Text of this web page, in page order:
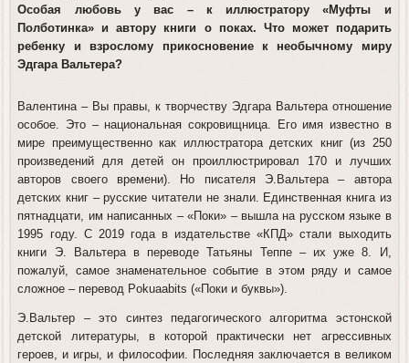
Особая любовь у вас – к иллюстратору «Муфты и
Полботинка» и автору книги о поках. Что может подарить
ребенку и взрослому прикосновение к необычному миру
Эдгара Вальтера?
Валентина– Вы правы, к творчеству Эдгара Вальтера отношение
особое. Это – национальная сокровищница. Его имя известно в
мире преимущественно как иллюстратора детских книг (из 250
произведений для детей он проиллюстрировал 170 и лучших
авторов своего времени). Но писателя Э.Вальтера – автора
детских книг – русские читатели не знали. Единственная книга из
пятнадцати, им написанных – «Поки» – вышла на русском языке в
1995 году. С 2019 года в издательстве «КПД» стали выходить
книги Э. Вальтера в переводе Татьяны Теппе – их уже 8. И,
пожалуй, самое знаменательное событие в этом ряду и самое
сложное – перевод Pokuaabits («Поки и буквы»).
Э.Вальтер – это синтез педагогического алгоритма эстонской
детской литературы, в которой практически нет агрессивных
героев, и игры, и философии. Последняя заключается в великом